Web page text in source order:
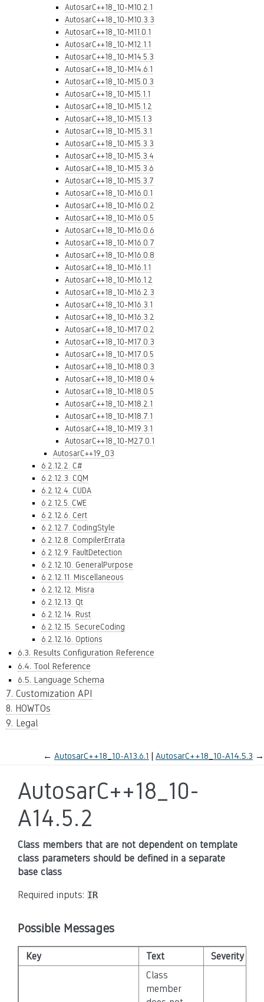
AutosarC++18_10-M10.2.1
AutosarC++18_10-M10.3.3
AutosarC++18_10-M11.0.1
AutosarC++18_10-M12.1.1
AutosarC++18_10-M14.5.3
AutosarC++18_10-M14.6.1
AutosarC++18_10-M15.0.3
AutosarC++18_10-M15.1.1
AutosarC++18_10-M15.1.2
AutosarC++18_10-M15.1.3
AutosarC++18_10-M15.3.1
AutosarC++18_10-M15.3.3
AutosarC++18_10-M15.3.4
AutosarC++18_10-M15.3.6
AutosarC++18_10-M15.3.7
AutosarC++18_10-M16.0.1
AutosarC++18_10-M16.0.2
AutosarC++18_10-M16.0.5
AutosarC++18_10-M16.0.6
AutosarC++18_10-M16.0.7
AutosarC++18_10-M16.0.8
AutosarC++18_10-M16.1.1
AutosarC++18_10-M16.1.2
AutosarC++18_10-M16.2.3
AutosarC++18_10-M16.3.1
AutosarC++18_10-M16.3.2
AutosarC++18_10-M17.0.2
AutosarC++18_10-M17.0.3
AutosarC++18_10-M17.0.5
AutosarC++18_10-M18.0.3
AutosarC++18_10-M18.0.4
AutosarC++18_10-M18.0.5
AutosarC++18_10-M18.2.1
AutosarC++18_10-M18.7.1
AutosarC++18_10-M19.3.1
AutosarC++18_10-M27.0.1
AutosarC++19_03
6.2.12.2. C#
6.2.12.3. CQM
6.2.12.4. CUDA
6.2.12.5. CWE
6.2.12.6. Cert
6.2.12.7. CodingStyle
6.2.12.8. CompilerErrata
6.2.12.9. FaultDetection
6.2.12.10. GeneralPurpose
6.2.12.11. Miscellaneous
6.2.12.12. Misra
6.2.12.13. Qt
6.2.12.14. Rust
6.2.12.15. SecureCoding
6.2.12.16. Options
6.3. Results Configuration Reference
6.4. Tool Reference
6.5. Language Schema
7. Customization API
8. HOWTOs
9. Legal
← AutosarC++18_10-A13.6.1 AutosarC++18_10-A14.5.3 →
AutosarC++18_10-
A14.5.2
Class members that are not dependent on template
class parameters should be defined in a separate
base class
Required inputs: IR
Possible Messages
Key Text Severity
Class
member